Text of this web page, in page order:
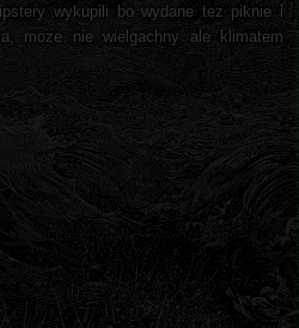
wykupili bo wydane tez piknie i
moze nie wielgachny ale klimatem